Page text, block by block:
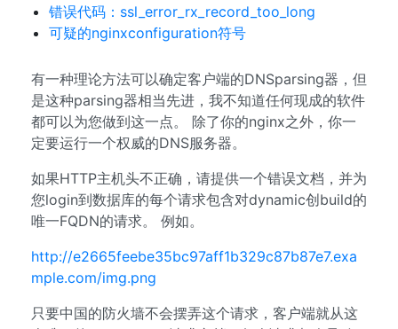
错误代码：ssl_error_rx_record_too_long
可疑的nginxconfiguration符号
有一种理论方法可以确定客户端的DNSparsing器，但
是这种parsing器相当先进，我不知道任何现成的软件
都可以为您做到这一点。 除了你的nginx之外，你一
定要运行一个权威的DNS服务器。
如果HTTP主机头不正确，请提供一个错误文档，并为
您login到数据库的每个请求包含对dynamic创build的
唯一FQDN的请求。 例如。
http://e2665feebe35bc97aff1b329c87b87e7.exa
mple.com/img.png
只要中国的防火墙不会摆弄这个请求，客户端就从这